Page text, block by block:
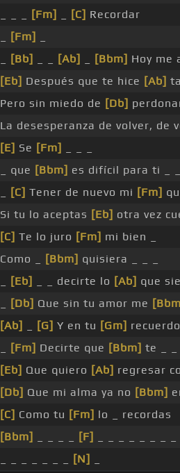
[Fm] [C] Recordar
[Fm]
[Bb] [Ab] [Bbm] Hoy me
[Eb] Después que te hice [Ab]
Pero sin miedo de [Db]
La desesperanza de volver, de
[E] Se [Fm]
_ que [Bbm] es difícil para ti _ _
[C] Tener de nuevo mi [Fm]
Si tu lo aceptas [Eb] otra vez
[C] Te lo juro [Fm] mi bien _
Como _
[Bbm] quisiera _ _ _
[Eb] _ _ decirte lo [Ab] que
[Db] Que sin tu amor me
[Ab]
[G] Y en tu [Gm] recuerdo
[Fm] Decirte que [Bbm] te _ _
[Eb] Que quiero [Ab] regresar
[Db] Que mi alma ya no [Bbm]
[C] Como tu [Fm] lo _ recordas
[Bbm]
[F]
[N]